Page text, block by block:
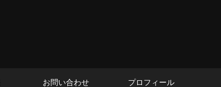
お問い合わせ プロフィール